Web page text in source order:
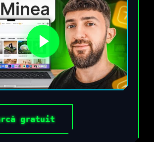
gratuit